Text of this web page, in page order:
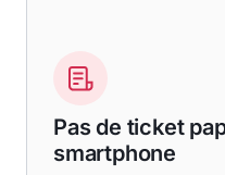
Pas de ticket
smartphone